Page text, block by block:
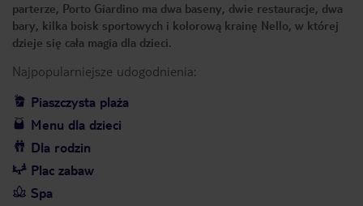
parterze, Porto Giardino ma dwa baseny, dwie restauracje, dwa
bary, kilka boisk sportowych i kolorową krainę Nello, w której
dzieje się cała magia dla dzieci.
Najpopularniejsze udogodnienia:
Piaszczysta plaża
Menu dla dzieci
Dla rodzin
Plac zabaw
Spa